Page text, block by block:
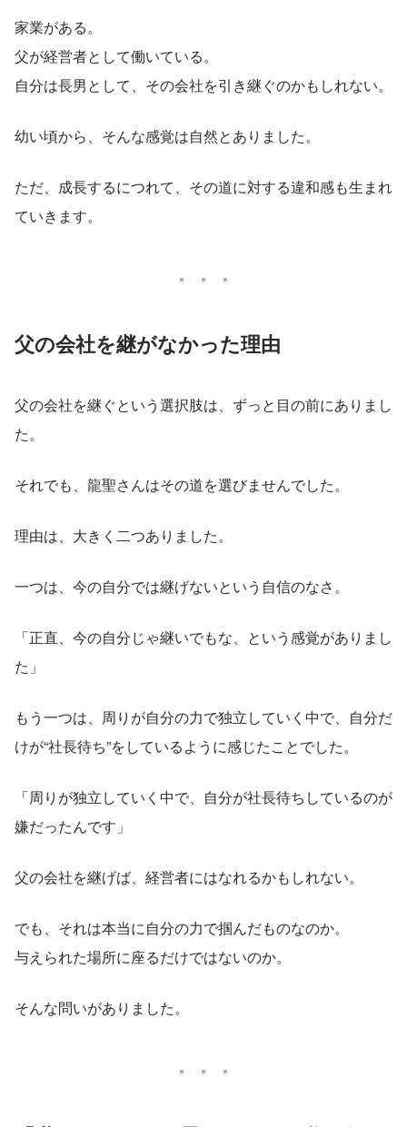
家業がある。
父が経営者として働いている。
自分は長男として、その会社を引き継ぐのかもしれない。
幼い頃から、そんな感覚は自然とありました。
ただ、成長するにつれて、その道に対する違和感も生まれ
ていきます。
父の会社を継がなかった理由
父の会社を継ぐという選択肢は、ずっと目の前にありまし
た。
それでも、龍聖さんはその道を選びませんでした。
理由は、大きく二つありました。
一つは、今の自分では継げないという自信のなさ。
「正直、今の自分じゃ継いでもな、という感覚がありまし
た」
もう一つは、周りが自分の力で独立していく中で、自分だ
けが“社長待ち”をしているように感じたことでした。
「周りが独立していく中で、自分が社長待ちしているのが
嫌だったんです」
父の会社を継げば、経営者にはなれるかもしれない。
でも、それは本当に自分の力で掴んだものなのか。
与えられた場所に座るだけではないのか。
そんな問いがありました。